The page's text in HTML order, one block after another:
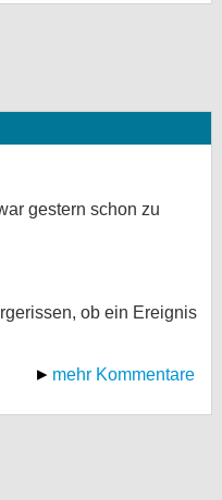
gestern schon zu
ob ein Ereignis
mehr Kommentare